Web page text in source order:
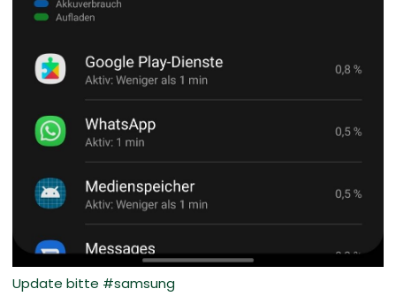
Update bitte #samsung